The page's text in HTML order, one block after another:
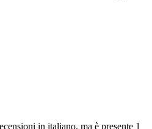
in italiano, ma è presente 1